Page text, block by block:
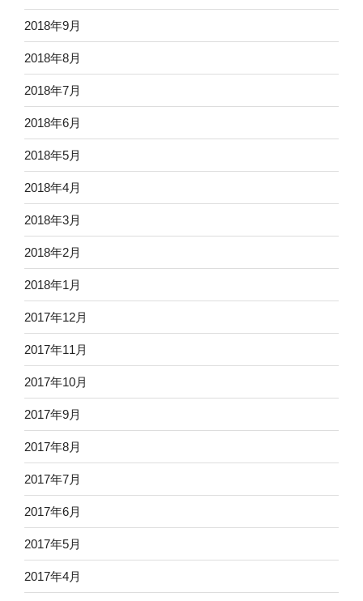
2018年9月
2018年8月
2018年7月
2018年6月
2018年5月
2018年4月
2018年3月
2018年2月
2018年1月
2017年12月
2017年11月
2017年10月
2017年9月
2017年8月
2017年7月
2017年6月
2017年5月
2017年4月